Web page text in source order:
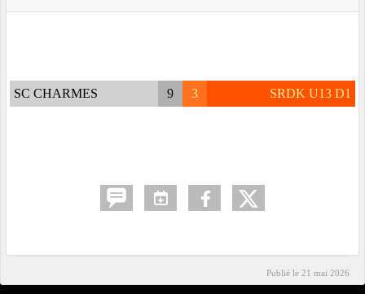
SC CHARMES 9 3 SRDK U13 D1
Publié le 21 mai 2026